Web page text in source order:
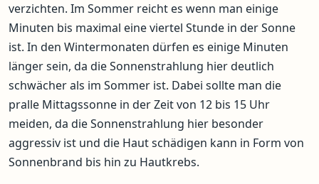
verzichten. Im Sommer reicht es wenn man einige
Minuten bis maximal eine viertel Stunde in der Sonne
ist. In den Wintermonaten dürfen es einige Minuten
länger sein, da die Sonnenstrahlung hier deutlich
schwächer als im Sommer ist. Dabei sollte man die
pralle Mittagssonne in der Zeit von 12 bis 15 Uhr
meiden, da die Sonnenstrahlung hier besonder
aggressiv ist und die Haut schädigen kann in Form von
Sonnenbrand bis hin zu Hautkrebs.